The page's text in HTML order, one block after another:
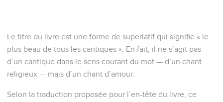
Le titre du livre est une forme de superlatif qui signifie « le
plus beau de tous les cantiques ». En fait, il ne s’agit pas
d’un cantique dans le sens courant du mot — d’un chant
religieux — mais d’un chant d’amour.
Selon la traduction proposée pour l’en-tête du livre, ce